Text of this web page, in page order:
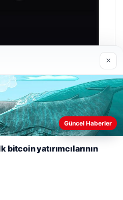
daha iyi anlayabilmek,
×
Güncel Haberler
yatırımcılarının